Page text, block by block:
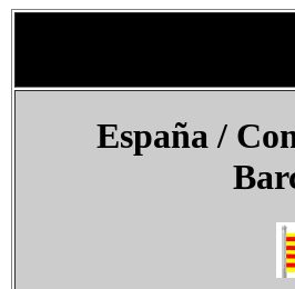
España/